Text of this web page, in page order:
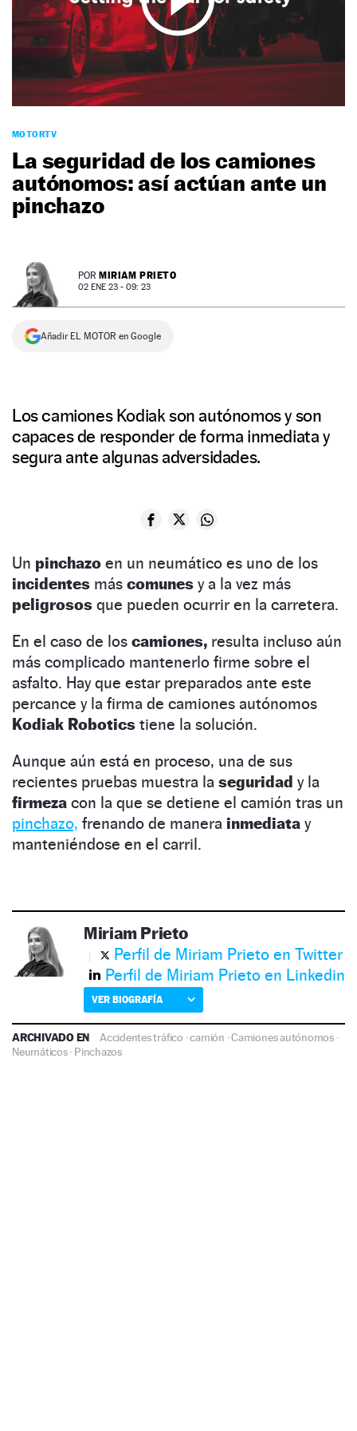
NEWSLETTER
MOTORTV
La seguridad de los camiones
autónomos: así actúan ante un
pinchazo
POR MIRIAM PRIETO
02 ENE 23 - 09: 23
Añadir EL MOTOR en Google
Los camiones Kodiak son autónomos y son
capaces de responder de forma inmediata y
segura ante algunas adversidades.
Un pinchazo en un neumático es uno de los
incidentes más comunes y a la vez más
peligrosos que pueden ocurrir en la carretera.
En el caso de los camiones, resulta incluso aún
más complicado mantenerlo firme sobre el
asfalto. Hay que estar preparados ante este
percance y la firma de camiones autónomos
Kodiak Robotics tiene la solución.
Aunque aún está en proceso, una de sus
recientes pruebas muestra la seguridad y la
firmeza con la que se detiene el camión tras un
pinchazo, frenando de manera inmediata y
manteniéndose en el carril.
Miriam Prieto
Perfil de Miriam Prieto en Twitter
Perfil de Miriam Prieto en Linkedin
VER BIOGRAFÍA
ARCHIVADO EN Accidentes tráfico ·camión ·Camiones autónomos ·
Neumáticos· Pinchazos